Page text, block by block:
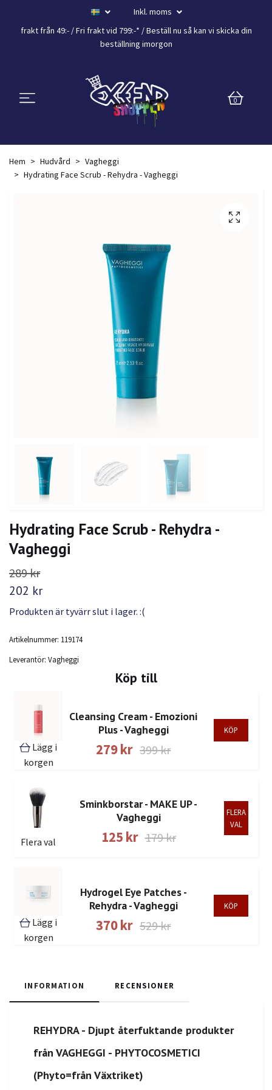
Inkl. moms
frakt från 49:- /Fri frakt vid 799:-* / Beställ nu så kan vi skicka din
beställning imorgon
0
Hem Hudvård
Vagheggi
Hydrating Face Scrub - Rehydra - Vagheggi
Hydrating Face Scrub - Rehydra -
Vagheggi
289 kr
202 kr
Produkten är tyvärr slut i lager. :(
Artikelnummer: 119174
Leverantör: Vagheggi
Köp till
Lägg i
korgen
Cleansing Cream - Emozioni
Plus - Vagheggi
279 kr 399 kr
Flera val
Sminkborstar - MAKE UP -
Vagheggi
125 kr 179 kr
FLERA
VAL
Lägg i
korgen
Hydrogel Eye Patches -
Rehydra - Vagheggi
370 kr 529 kr
INFORMATION RECENSIONER
REHYDRA - Djupt återfuktande produkter
från VAGHEGGI - PHYTOCOSMETICI
(Phyto=från Växtriket)